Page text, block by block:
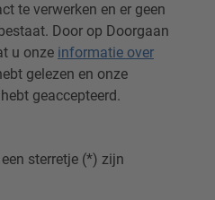
te verwerken en er geen
Doorgaan
u onze informatie over
gelezen en onze
hebt geaccepteerd.
sterretje (*) zijn